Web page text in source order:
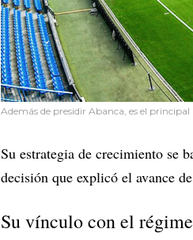
Además de presidir Abanca, es el
Su estrategia de crecimiento se
decisión que explicó el avance
Su vínculo con el